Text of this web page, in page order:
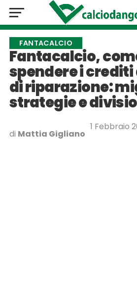
FANTACALCIO
Fantacalcio,
spendere i crediti
di riparazione:
strategie e
di Mattia Gigliano
1 Febbraio